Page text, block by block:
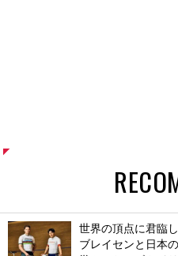
世界の頂点に君臨
ブレイセンと日本